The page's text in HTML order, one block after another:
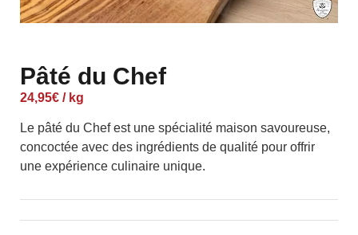
Pâté du Chef
24,95€ / kg
Le pâté du Chef est une spécialité maison savoureuse,
concoctée avec des ingrédients de qualité pour offrir
une expérience culinaire unique.